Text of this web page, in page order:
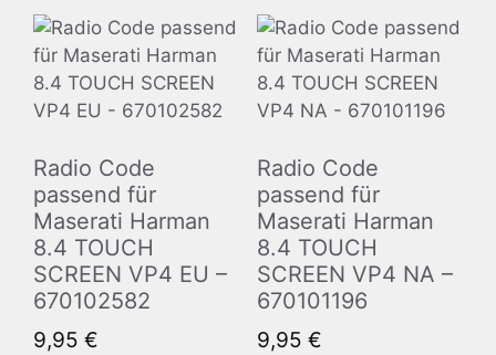
Radio Code
passend für
Maserati Harman
8.4 TOUCH
SCREEN VP4 EU –
670102582
9,95 €
Radio Code
passend für
Maserati Harman
8.4 TOUCH
SCREEN VP4 NA –
670101196
9,95 €